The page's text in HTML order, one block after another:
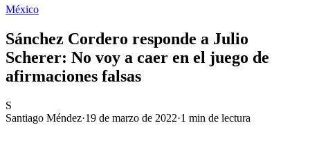
México
Sánchez Cordero responde a Julio
Scherer: No voy a caer en el juego de
afirmaciones falsas
S
Santiago Méndez·19 de marzo de 2022·1 min de lectura